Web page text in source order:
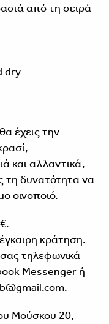
από τη σειρά
dry
έχεις την
και αλλαντικά,
τη δυνατότητα να
οινοποιό.
κράτηση.
τηλεφωνικά
Messenger ή
Μούσκου 20,